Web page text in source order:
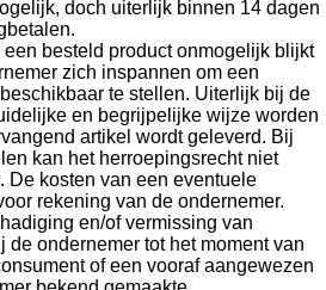
doch uiterlijk binnen 14 dagen
een besteld product onmogelijk blijkt
zich inspannen om een
te stellen. Uiterlijk bij de
en begrijpelijke wijze worden
artikel wordt geleverd. Bij
kan het herroepingsrecht niet
De kosten van een eventuele
rekening van de ondernemer.
en/of vermissing van
de ondernemer tot het moment van
of een vooraf aangewezen